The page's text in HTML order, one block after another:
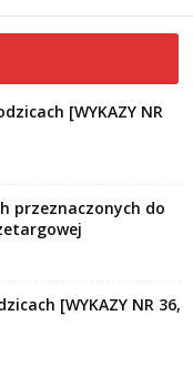
[WYKAZY NR
przeznaczonych do
[WYKAZY NR 36,